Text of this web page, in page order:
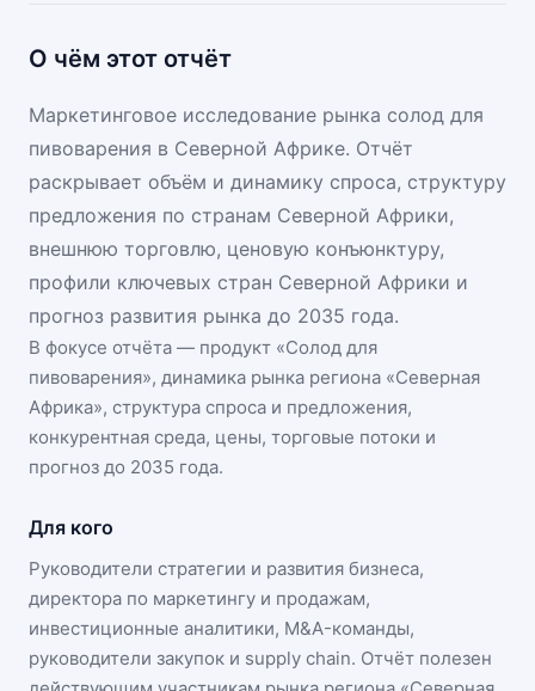
О чём этот отчёт
Маркетинговое исследование рынка солод для
пивоварения в Северной Африке. Отчёт
раскрывает объём и динамику спроса, структуру
предложения по странам Северной Африки,
внешнюю торговлю, ценовую конъюнктуру,
профили ключевых стран Северной Африки и
прогноз развития рынка до 2035 года.
В фокусе отчёта — продукт «Солод для
пивоварения», динамика рынка региона «Северная
Африка», структура спроса и предложения,
конкурентная среда, цены, торговые потоки и
прогноз до 2035 года.
Для кого
Руководители стратегии и развития бизнеса,
директора по маркетингу и продажам,
инвестиционные аналитики, M&A-команды,
руководители закупок и supply chain. Отчёт полезен